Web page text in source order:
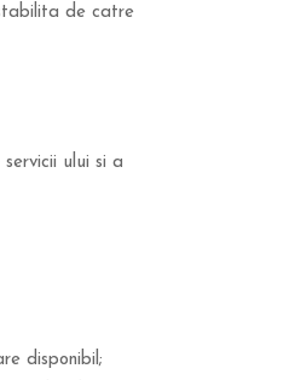
de catre
ului si a
disponibil;